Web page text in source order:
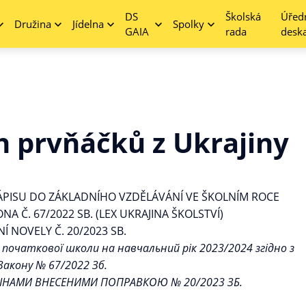
Družina Jídelna
DS
GAIA
Spolky
Školská
rada
prvňáčků z Ukrajiny
DO ZÁKLADNÍHO VZDĚLÁVÁNÍ VE ŠKOLNÍM ROCE
Č. 67/2022 SB. (LEX UKRAJINA ŠKOLSTVÍ)
NOVELY Č. 20/2023 SB.
школи на навчальний рік 2023/2024 згідно з
№ 67/2022 Зб.
ВНЕСЕНИМИ ПОПРАВКОЮ № 20/2023 ЗБ.